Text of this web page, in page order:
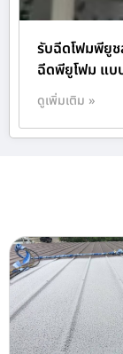
รับฉีดโฟมพียู
ฉีดพียูโฟม แบ
ดูเพิ่มเติม »